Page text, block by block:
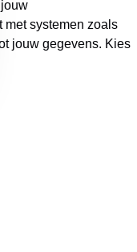
systemen zoals
jouw gegevens. Kies